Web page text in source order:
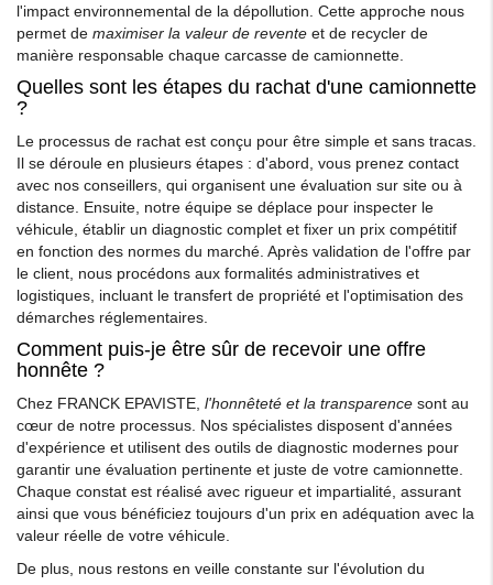
l'impact environnemental de la dépollution. Cette approche nous
permet de maximiser la valeur de revente et de recycler de
manière responsable chaque carcasse de camionnette.
Quelles sont les étapes du rachat d'une camionnette
?
Le processus de rachat est conçu pour être simple et sans tracas.
Il se déroule en plusieurs étapes : d'abord, vous prenez contact
avec nos conseillers, qui organisent une évaluation sur site ou à
distance. Ensuite, notre équipe se déplace pour inspecter le
véhicule, établir un diagnostic complet et fixer un prix compétitif
en fonction des normes du marché. Après validation de l'offre par
le client, nous procédons aux formalités administratives et
logistiques, incluant le transfert de propriété et l'optimisation des
démarches réglementaires.
Comment puis-je être sûr de recevoir une offre
honnête ?
Chez FRANCK EPAVISTE, l'honnêteté et la transparence sont au
cœur de notre processus. Nos spécialistes disposent d'années
d'expérience et utilisent des outils de diagnostic modernes pour
garantir une évaluation pertinente et juste de votre camionnette.
Chaque constat est réalisé avec rigueur et impartialité, assurant
ainsi que vous bénéficiez toujours d'un prix en adéquation avec la
valeur réelle de votre véhicule.
De plus, nous restons en veille constante sur l'évolution du